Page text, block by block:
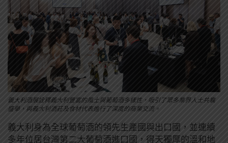
義大利酒展詮釋義大利豐富的風土與葡萄酒多樣性，吸引了眾多業界人士共襄
盛舉，與義大利酒莊及食材代表進行了深度的商業交流。
義大利身為全球葡萄酒的領先生產國與出口國，並連續
多年位居台灣第二大葡萄酒進口國，得天獨厚的溫和地